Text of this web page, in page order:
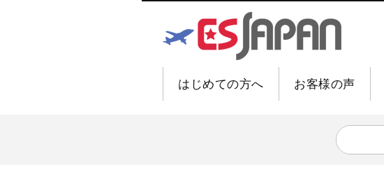
はじめての方へ お客様の声